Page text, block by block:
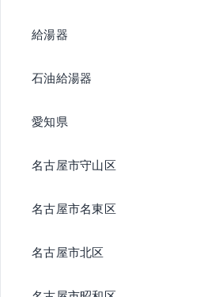
給湯器
石油給湯器
愛知県
名古屋市守山区
名古屋市名東区
名古屋市北区